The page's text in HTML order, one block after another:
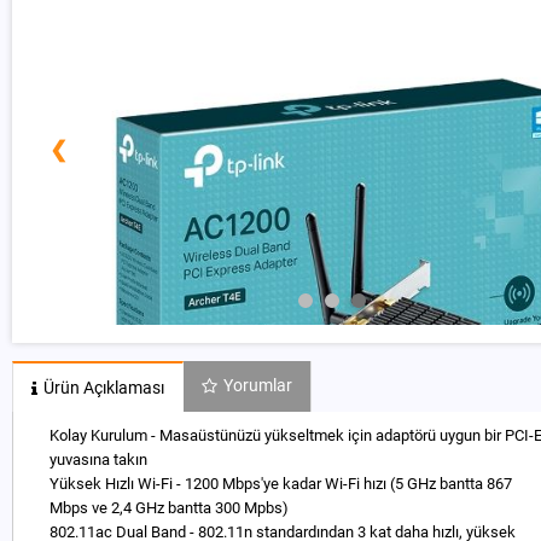
❮
Ürün Açıklaması Yorumlar
Kolay Kurulum - Masaüstünüzü yükseltmek için adaptörü uygun bir PCI-E
yuvasına takın
Yüksek Hızlı Wi-Fi - 1200 Mbps'ye kadar Wi-Fi hızı (5 GHz bantta 867
Mbps ve 2,4 GHz bantta 300 Mpbs)
802.11ac Dual Band - 802.11n standardından 3 kat daha hızlı, yüksek